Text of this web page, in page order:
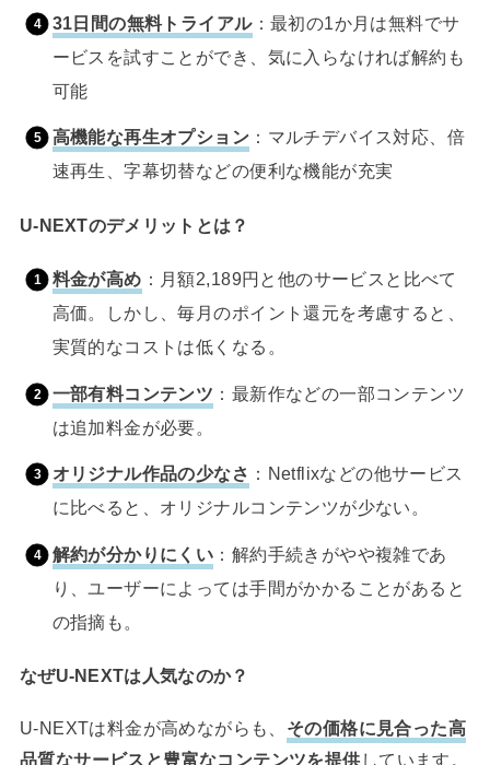
31日間の無料トライアル：最初の1か月は無料でサ
ービスを試すことができ、気に入らなければ解約も
可能
高機能な再生オプション ：マルチデバイス対応、倍
速再生、字幕切替などの便利な機能が充実
U-NEXTのデメリットとは？
料金が高め ：月額2,189円と他のサービスと比べて
高価。しかし、毎月のポイント還元を考慮すると、
実質的なコストは低くなる。
一部有料コンテンツ ：最新作などの一部コンテンツ
は追加料金が必要。
オリジナル作品の少なさ ：Netflixなどの他サービス
に比べると、オリジナルコンテンツが少ない。
解約が分かりにくい ：解約手続きがやや複雑であ
り、ユーザーによっては手間がかかることがあると
の指摘も。
なぜU-NEXTは人気なのか？
U-NEXTは料金が高めながらも、 その価格に見合った高
品質なサービスと豊富なコンテンツを提供 しています。